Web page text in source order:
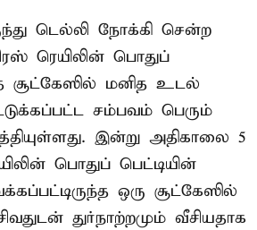
டெல்லி நோக்கி சென்ற
ரெயிலின் பொதுப்
சூட்கேஸில் மனித உடல்
சம்பவம் பெரும்
இன்று அதிகாலை 5
பொதுப் பெட்டியின்
ஒரு சூட்கேஸில்
துர்நாற்றமும் வீசியதாக